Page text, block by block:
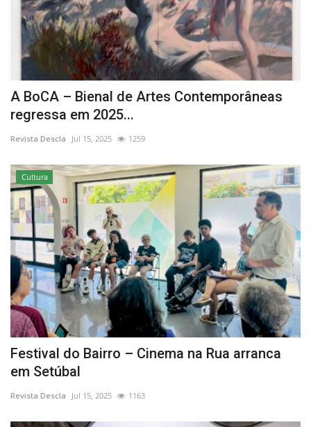
A BoCA – Bienal de Artes Contemporâneas
regressa em 2025...
Revista Descla Jul 15, 2025 1259
Cultura
Festival do Bairro – Cinema na Rua arranca
em Setúbal
Revista Descla Jul 15, 2025 1163